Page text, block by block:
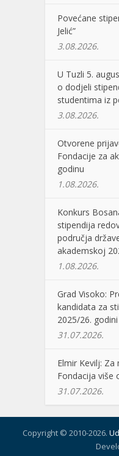
Povećane
Jelić”
3.08.2026.
U Tuzli 5.
o dodjeli
studentima iz
3.08.2026.
Otvorene
Fondacije za
godinu
1.08.2026.
Konkurs
stipendija
područja
akademskoj
1.08.2026.
Grad Visoko:
kandidata za
2025/26. godini
31.07.2026.
Elmir Kevilj:
Fondacija više
31.07.2026.
Copyright © 2010-2026.